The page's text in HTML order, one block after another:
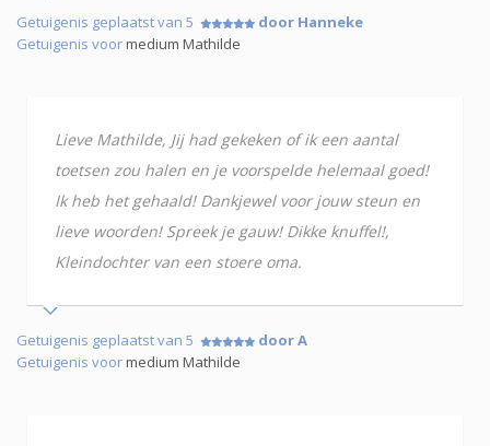
Getuigenis geplaatst van 5
door Hanneke
Getuigenis voormedium Mathilde
Lieve Mathilde, Jij had gekeken of ik een aantal
toetsen zou halen en je voorspelde helemaal goed!
Ik heb het gehaald! Dankjewel voor jouw steun en
lieve woorden! Spreek je gauw! Dikke knuffel!,
Kleindochter van een stoere oma.
Getuigenis geplaatst van 5
door A
Getuigenis voormedium Mathilde